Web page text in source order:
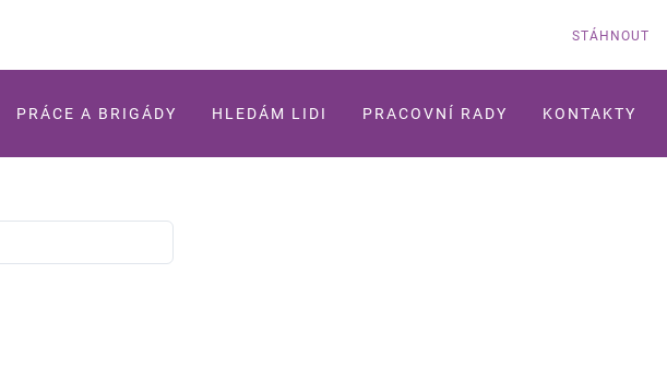
STÁHNOUT
PRÁCE A BRIGÁDY HLEDÁM LIDI PRACOVNÍ RADY KONTAKTY